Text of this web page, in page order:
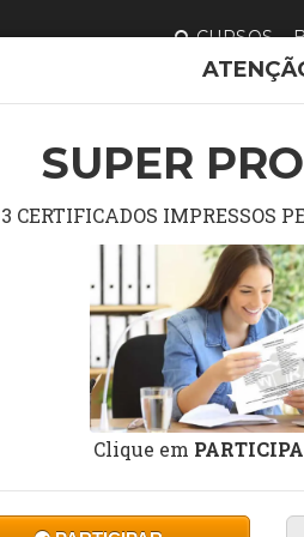
CURSOS
RESTAURAÇÃO DE ESCULTURAS
DE
E
SUPER
3 CERTIFICADOS IMPRESSOS
Clique em